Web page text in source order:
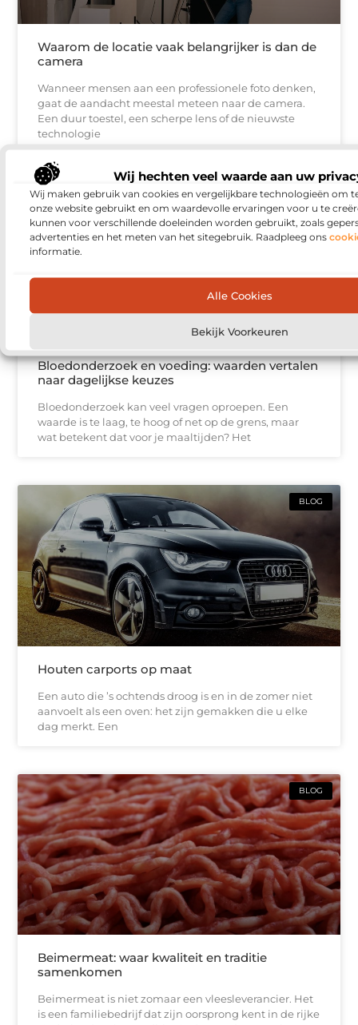
Wij hechten veel waarde aan uw
Wij maken gebruik van cookies en vergelijkbare technologieën om
onze website gebruikt en om waardevolle ervaringen voor u te
kunnen voor verschillende doeleinden worden gebruikt, zoals
advertenties en het meten van het sitegebruik. Raadpleeg ons
informatie.
Alle Cookies
Bekijk Voorkeuren
Waarom de locatie vaak belangrijker is dan de
camera
Wanneer mensen aan een professionele foto denken,
gaat de aandacht meestal meteen naar de camera.
Een duur toestel, een scherpe lens of de nieuwste
technologie
WONING EN TUIN
Bloedonderzoek en voeding: waarden vertalen
naar dagelijkse keuzes
Bloedonderzoek kan veel vragen oproepen. Een
waarde is te laag, te hoog of net op de grens, maar
wat betekent dat voor je maaltijden? Het
BLOG
Houten carports op maat
Een auto die ’s ochtends droog is en in de zomer niet
aanvoelt als een oven: het zijn gemakken die u elke
dag merkt. Een
BLOG
Beimermeat: waar kwaliteit en traditie
samenkomen
Beimermeat is niet zomaar een vleesleverancier. Het
is een familiebedrijf dat zijn oorsprong kent in de rijke